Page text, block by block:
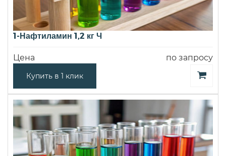
1-Нафтиламин 1,2 кг Ч
Цена по запросу
Купить в 1 клик